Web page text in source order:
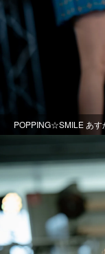
POPPING☆SMILE あす